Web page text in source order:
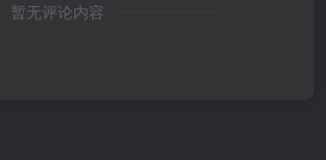
暂无评论内容